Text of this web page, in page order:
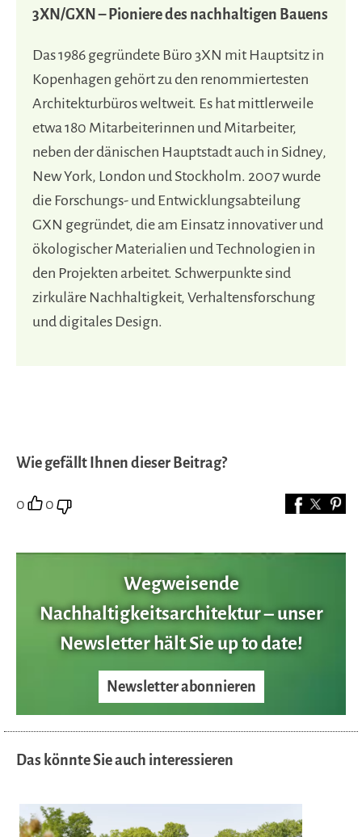
3XN/GXN – Pioniere des nachhaltigen Bauens
Das 1986 gegründete Büro 3XN mit Hauptsitz in
Kopenhagen gehört zu den renommiertesten
Architekturbüros weltweit. Es hat mittlerweile
etwa 180 Mitarbeiterinnen und Mitarbeiter,
neben der dänischen Hauptstadt auch in Sidney,
New York, London und Stockholm. 2007 wurde
die Forschungs- und Entwicklungsabteilung
GXN gegründet, die am Einsatz innovativer und
ökologischer Materialien und Technologien in
den Projekten arbeitet. Schwerpunkte sind
zirkuläre Nachhaltigkeit, Verhaltensforschung
und digitales Design.
Wie gefällt Ihnen dieser Beitrag?
0 0
Wegweisende
Nachhaltigkeitsarchitektur – unser
Newsletter hält Sie up to date!
Newsletter abonnieren
Das könnte Sie auch interessieren